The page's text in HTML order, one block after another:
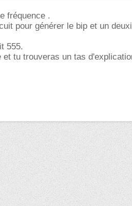
fréquence .
pour générer le bip et un
555.
et tu trouveras un tas